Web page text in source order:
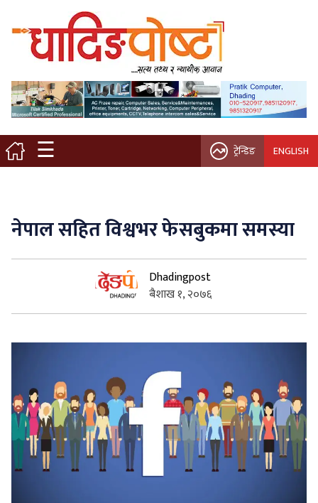
☰
मुख्य पृष्ठ
स्थानीय समाचार
विचार / ब्लग
नगर/गाउँ पालिका
प्रवास
सुचनाहरु
भिडियो
ट्रेन्डिङ ENGLISH
नेपाल सहित विश्वभर फेसबुकमा समस्या
Dhadingpost
बैशाख १, २०७६